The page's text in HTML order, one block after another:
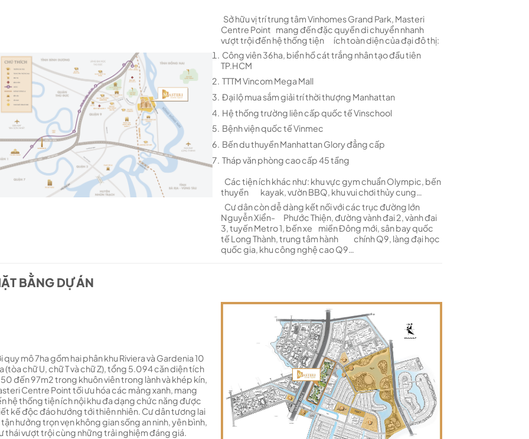
Sở hữu vị trí trung tâm Vinhomes Grand Park, Masteri
Centre Point mang đến đặc quyền di chuyển nhanh
vượt trội đến hệ thống tiện ích toàn diện của đại đô thị:
Công viên 36ha, biển hồ cát trắng nhân tạo đầu tiên
TP.HCM
TTTM Vincom Mega Mall
Đại lộ mua sắm giải trí thời thượng Manhattan
Hệ thống trường liên cấp quốc tế Vinschool
Bệnh viện quốc tế Vinmec
Bến du thuyền Manhattan Glory đẳng cấp
Tháp văn phòng cao cấp 45 tầng
Các tiện ích khác như: khu vực gym chuẩn Olympic, bến
thuyền kayak, vườn BBQ, khu vui chơi thủy cung…
Cư dân còn dễ dàng kết nối với các trục đường lớn
Nguyễn Xiển- Phước Thiện, đường vành đai 2, vành đai
3, tuyến Metro 1, bến xe miền Đông mới, sân bay quốc
tế Long Thành, trung tâm hành chính Q9, làng đại học
quốc gia, khu công nghệ cao Q9…
BẰNG DỰ ÁN
quy mô 7ha gồm hai phân khu Riviera và Gardenia 10
(tòa chữ U, chữ T và chữ Z), tổng 5.094 căn diện tích
đến 97m2 trong khuôn viên trong lành và khép kín,
Centre Point tối ưu hóa các mảng xanh, mang
hệ thống tiện ích nội khu đa dạng chức năng được
kế độc đáo hướng tới thiên nhiên. Cư dân tương lai
tận hưởng trọn vẹn không gian sống an ninh, yên bình,
thái vượt trội cùng những trải nghiệm đáng giá.